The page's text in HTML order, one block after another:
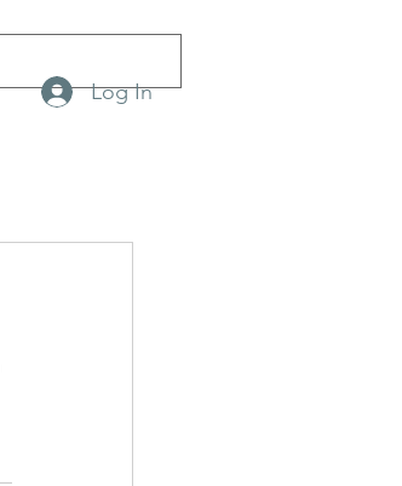
Log In